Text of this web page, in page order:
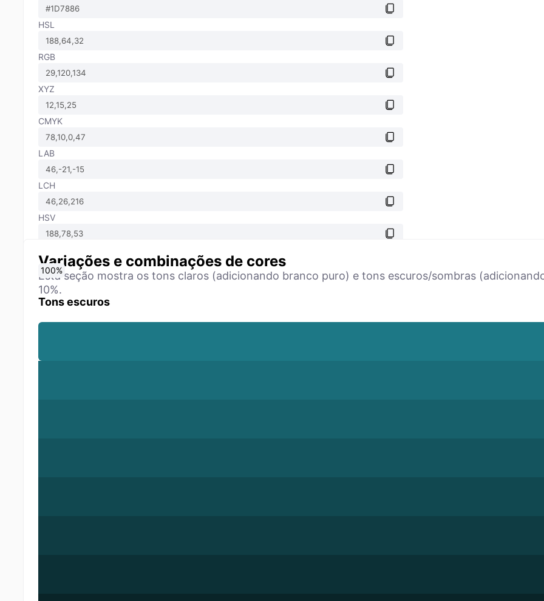
HSL
RGB
XYZ
CMYK
LAB
LCH
HSV
Variações e combinações de cores
Esta seção mostra os tons claros (adicionando branco puro) e tons escuros/sombras
10%.
Tons escuros
0%
10%
20%
30%
40%
50%
60%
70%
80%
90%
100%